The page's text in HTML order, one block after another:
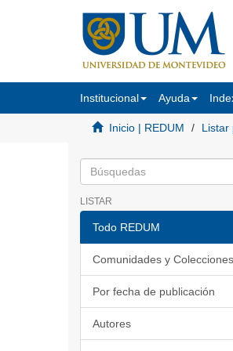
Institucional Ayuda
Inicio | REDUM Listar
LISTAR
Todo REDUM
Comunidades y Colecciones
Por fecha de publicación
Autores